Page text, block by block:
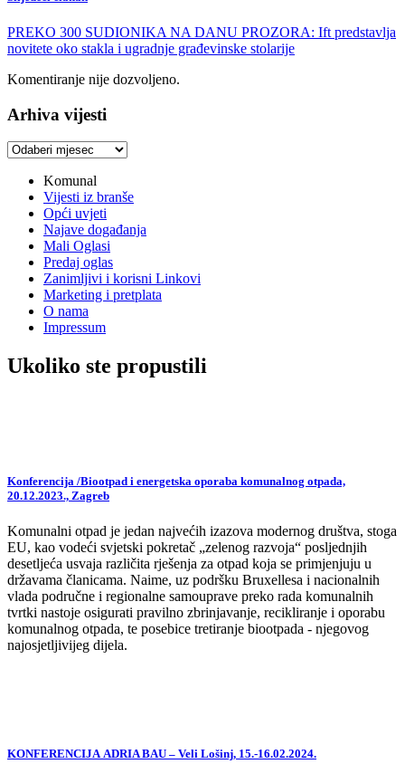
PREKO 300 SUDIONIKA NA DANU PROZORA: Ift predstavlja
novitete oko stakla i ugradnje građevinske stolarije
Komentiranje nije dozvoljeno.
Arhiva vijesti
Arhiva
Komunal
Vijesti iz branše
Opći uvjeti
Najave događanja
Mali Oglasi
Predaj oglas
Zanimljivi i korisni Linkovi
Marketing i pretplata
O nama
Impressum
Ukoliko ste propustili
Konferencija /Biootpad i energetska oporaba komunalnog otpada,
20.12.2023., Zagreb
Komunalni otpad je jedan najvećih izazova modernog društva, stoga
EU, kao vodeći svjetski pokretač „zelenog razvoja“ posljednjih
desetljeća usvaja različita rješenja za otpad koja se primjenjuju u
državama članicama. Naime, uz podršku Bruxellesa i nacionalnih
vlada područne i regionalne samouprave preko rada komunalnih
tvrtki nastoje osigurati pravilno zbrinjavanje, recikliranje i oporabu
komunalnog otpada, te posebice tretiranje biootpada - njegovog
najosjetljivijeg dijela.
KONFERENCIJA ADRIA BAU – Veli Lošinj, 15.-16.02.2024.